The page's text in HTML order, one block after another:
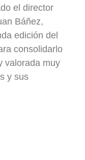
el director
Báñez,
edición del
consolidarlo
valorada muy
y sus